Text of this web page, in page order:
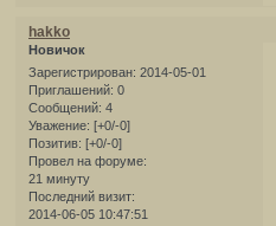
hakko
Новичок
Зарегистрирован: 2014-05-01
Приглашений: 0
Сообщений: 4
Уважение: [+0/-0]
Позитив: [+0/-0]
Провел на форуме:
21 минуту
Последний визит:
2014-06-05 10:47:51